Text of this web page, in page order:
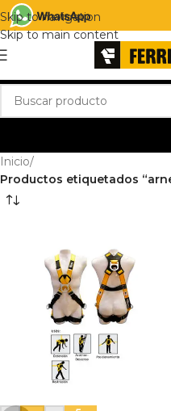
Skip to navigation
Skip to main content
Inicio/
Productos etiquetados